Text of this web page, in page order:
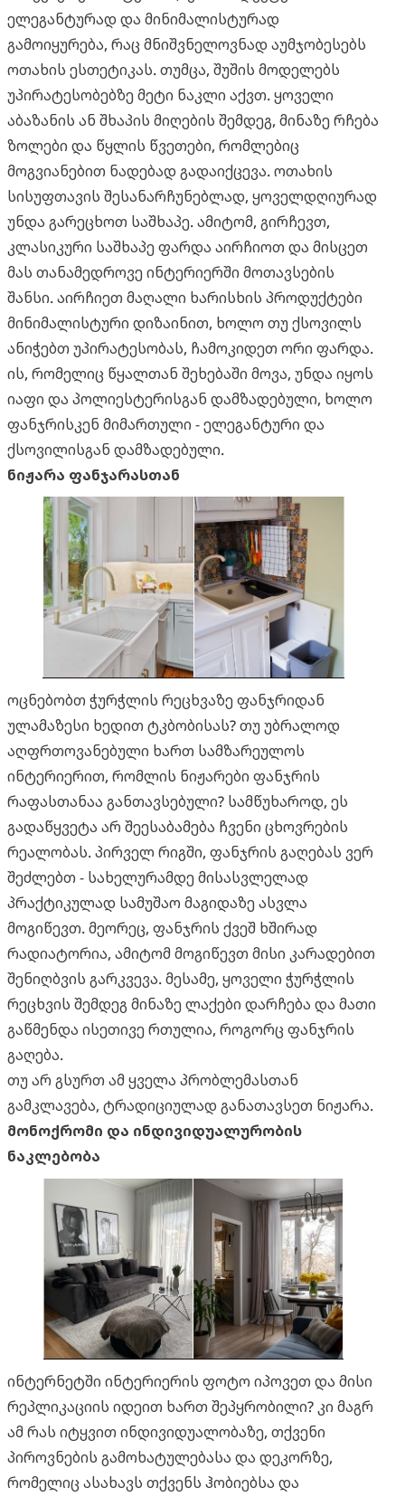
ელეგანტურად და მინიმალისტურად
გამოიყურება, რაც მნიშვნელოვნად აუმჯობესებს
ოთახის ესთეტიკას. თუმცა, შუშის მოდელებს
უპირატესობებზე მეტი ნაკლი აქვთ. ყოველი
აბაზანის ან შხაპის მიღების შემდეგ, მინაზე რჩება
ზოლები და წყლის წვეთები, რომლებიც
მოგვიანებით ნადებად გადაიქცევა. ოთახის
სისუფთავის შესანარჩუნებლად, ყოველდღიურად
უნდა გარეცხოთ საშხაპე. ამიტომ, გირჩევთ,
კლასიკური საშხაპე ფარდა აირჩიოთ და მისცეთ
მას თანამედროვე ინტერიერში მოთავსების
შანსი. აირჩიეთ მაღალი ხარისხის პროდუქტები
მინიმალისტური დიზაინით, ხოლო თუ ქსოვილს
ანიჭებთ უპირატესობას, ჩამოკიდეთ ორი ფარდა.
ის, რომელიც წყალთან შეხებაში მოვა, უნდა იყოს
იაფი და პოლიესტერისგან დამზადებული, ხოლო
ფანჯრისკენ მიმართული - ელეგანტური და
ქსოვილისგან დამზადებული.
ნიჟარა ფანჯარასთან
ოცნებობთ ჭურჭლის რეცხვაზე ფანჯრიდან
ულამაზესი ხედით ტკბობისას? თუ უბრალოდ
აღფრთოვანებული ხართ სამზარეულოს
ინტერიერით, რომლის ნიჟარები ფანჯრის
რაფასთანაა განთავსებული? სამწუხაროდ, ეს
გადაწყვეტა არ შეესაბამება ჩვენი ცხოვრების
რეალობას. პირველ რიგში, ფანჯრის გაღებას ვერ
შეძლებთ - სახელურამდე მისასვლელად
პრაქტიკულად სამუშაო მაგიდაზე ასვლა
მოგიწევთ. მეორეც, ფანჯრის ქვეშ ხშირად
რადიატორია, ამიტომ მოგიწევთ მისი კარადებით
შენიღბვის გარკვევა. მესამე, ყოველი ჭურჭლის
რეცხვის შემდეგ მინაზე ლაქები დარჩება და მათი
გაწმენდა ისეთივე რთულია, როგორც ფანჯრის
გაღება.
თუ არ გსურთ ამ ყველა პრობლემასთან
გამკლავება, ტრადიციულად განათავსეთ ნიჟარა.
მონოქრომი და ინდივიდუალურობის
ნაკლებობა
ინტერნეტში ინტერიერის ფოტო იპოვეთ და მისი
რეპლიკაციის იდეით ხართ შეპყრობილი? კი მაგრ
ამ რას იტყვით ინდივიდუალობაზე, თქვენი
პიროვნების გამოხატულებასა და დეკორზე,
რომელიც ასახავს თქვენს ჰობიებსა და